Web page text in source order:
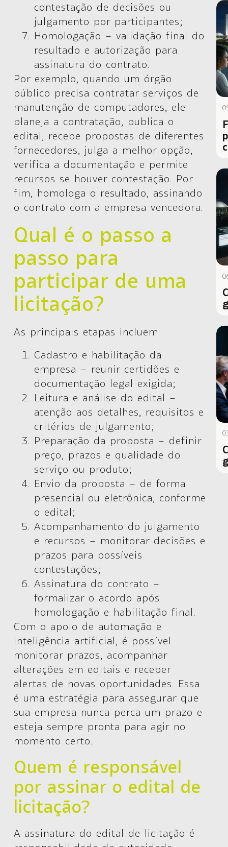
contestação de decisões ou
julgamento por participantes;
Homologação – validação final do
resultado e autorização para
assinatura do contrato.
Por exemplo, quando um órgão
público precisa contratar serviços de
manutenção de computadores, ele
planeja a contratação, publica o
edital, recebe propostas de diferentes
fornecedores, julga a melhor opção,
verifica a documentação e permite
recursos se houver contestação. Por
fim, homologa o resultado, assinando
o contrato com a empresa vencedora.
Qual é o passo a
passo para
participar de uma
licitação?
As principais etapas incluem:
Cadastro e habilitação da
empresa – reunir certidões e
documentação legal exigida;
Leitura e análise do edital –
atenção aos detalhes, requisitos e
critérios de julgamento;
Preparação da proposta – definir
preço, prazos e qualidade do
serviço ou produto;
Envio da proposta – de forma
presencial ou eletrônica, conforme
o edital;
Acompanhamento do julgamento
e recursos – monitorar decisões e
prazos para possíveis
contestações;
Assinatura do contrato –
formalizar o acordo após
homologação e habilitação final.
Com o apoio de automação e
inteligência artificial, é possível
monitorar prazos, acompanhar
alterações em editais e receber
alertas de novas oportunidades. Essa
é uma estratégia para assegurar que
sua empresa nunca perca um prazo e
esteja sempre pronta para agir no
momento certo.
Quem é responsável
por assinar o edital de
licitação?
A assinatura do edital de licitação é